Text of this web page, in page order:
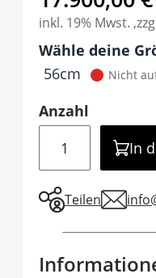
inkl. 19% Mwst.
Optionen
Wähle deine
It is required
56cm Nicht
Anzahl
In
Teilen